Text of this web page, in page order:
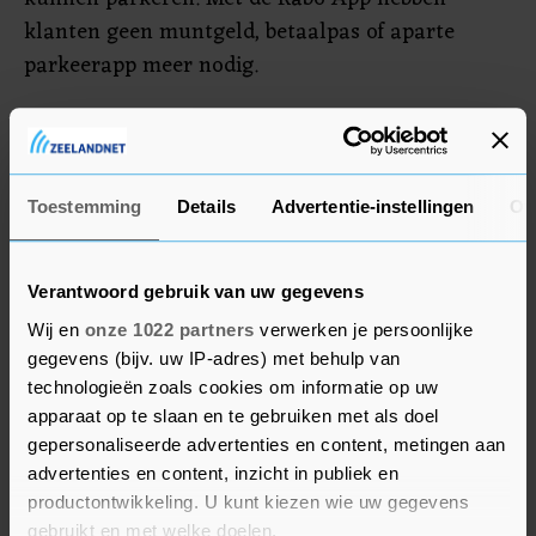
Toestemming Details Advertentie-instellingen
Verantwoord gebruik van uw gegevens
Wij en onze 1022 partners verwerken je persoonlijke
gegevens (bijv. uw IP-adres) met behulp van
technologieën zoals cookies om informatie op uw
apparaat op te slaan en te gebruiken met als doel
gepersonaliseerde advertenties en content, metingen aan
advertenties en content, inzicht in publiek en
productontwikkeling. U kunt kiezen wie uw gegevens
gebruikt en met welke doelen.
klanten geen muntgeld, betaalpas of aparte
parkeerapp meer nodig.
Bayer
In Stockholm maakte Swedish Match een
koerssprong van 25 procent. De Zweedse
sigaren, lucifers en aanstekers verklaarde
gesprekken te voeren met Philip Morris
International over een mogelijke overname door
de Amerikaanse sigarettenfabrikant.
In Frankfurt klom Bayer meer dan 5 procent. Het
Duitse chemie- en farmacieconcern zag de omzet
en winst sterker dan verwacht stijgen in het